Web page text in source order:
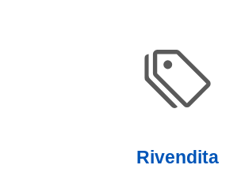
Rivendita